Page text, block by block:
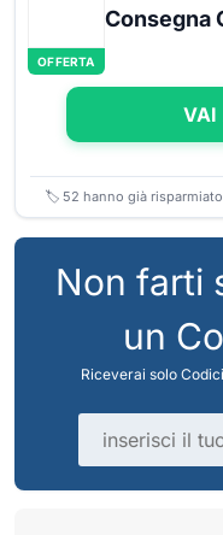
OFFERTA
Consegna
VAI
🏷️ 52 hanno già risparmiato
Non farti
un
Riceverai solo
Indirizzo email